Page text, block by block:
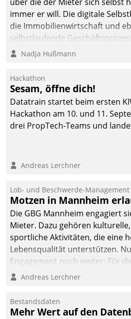
immer er will. Die digitale
die Immobilienwirtschaft und
selbstlaufende
Kunde und smart der
Nadja Hußmann
Hackathon
Sesam, öffne dich!
Datatrain startet beim ersten
Hackathon am 10. und 11.
drei PropTech-Teams und
Andreas Lerchner
Lob- und Beschwerde-Management
Motzen in Mannheim
Die GBG Mannheim engagiert
Mieter. Dazu gehören
sportliche Aktivitäten, die eine
Lebensqualität unterstützen.
Engagement noch weiter: Für
von Beschwerden – oder Lob –
und Beschwerde-Management
ein.
Andreas Lerchner
Bestandsdaten
Mehr Wert auf den